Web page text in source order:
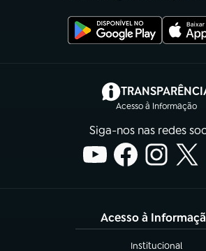
Acesso à Informação
(abre
Siga-nos nas redes
Acesso à
Institucional